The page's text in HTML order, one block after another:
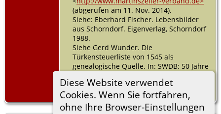
Diese Website verwendet
Cookies. Wenn Sie fortfahren,
ohne Ihre Browser-Einstellungen
(abgerufen am 11. Nov. 2014).
Siehe: Eberhard Fischer. Lebensbilder
aus Schorndorf. Eigenverlag, Schorndorf
1988.
Siehe Gerd Wunder. Die
Türkensteuerliste von 1545 als
genealogische Quelle. In: SWDB: 50 Jahre
Südwestdeutschland. Sonderheft.
Stuttgart 1970, S. 45-54.